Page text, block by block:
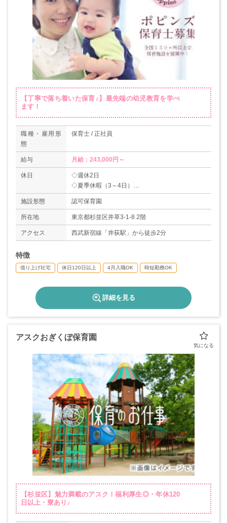
【丁寧で落ち着いた保育♪】最先端の幼児教育を学べ
ます！
職種・雇用形
態
保育士 / 正社員
給与 月給：243,000円～
休日
◇週休2日
◇夏季休暇（3～4日）
◇年末年始休暇（6日）
◇有給休暇（初年度10日）
◇慶弔休暇
◇産休、育休（3歳まで時短可能）
◇育児・介護休職制度
施設形態 認可保育園
所在地 東京都杉並区井草3-1-8 2階
アクセス 西武新宿線「井荻駅」から徒歩2分
特徴
借り上げ社宅 休日120日以上 4月入職OK 時短勤務OK
詳細を見る
アスクおぎくぼ保育園
【杉並区】魅力満載のアスク！福利厚生◎・年休120
日以上・寮あり♪